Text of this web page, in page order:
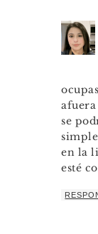
se
en la
esté